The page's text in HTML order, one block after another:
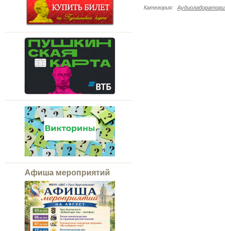
Афиша мероприятий
Категория: